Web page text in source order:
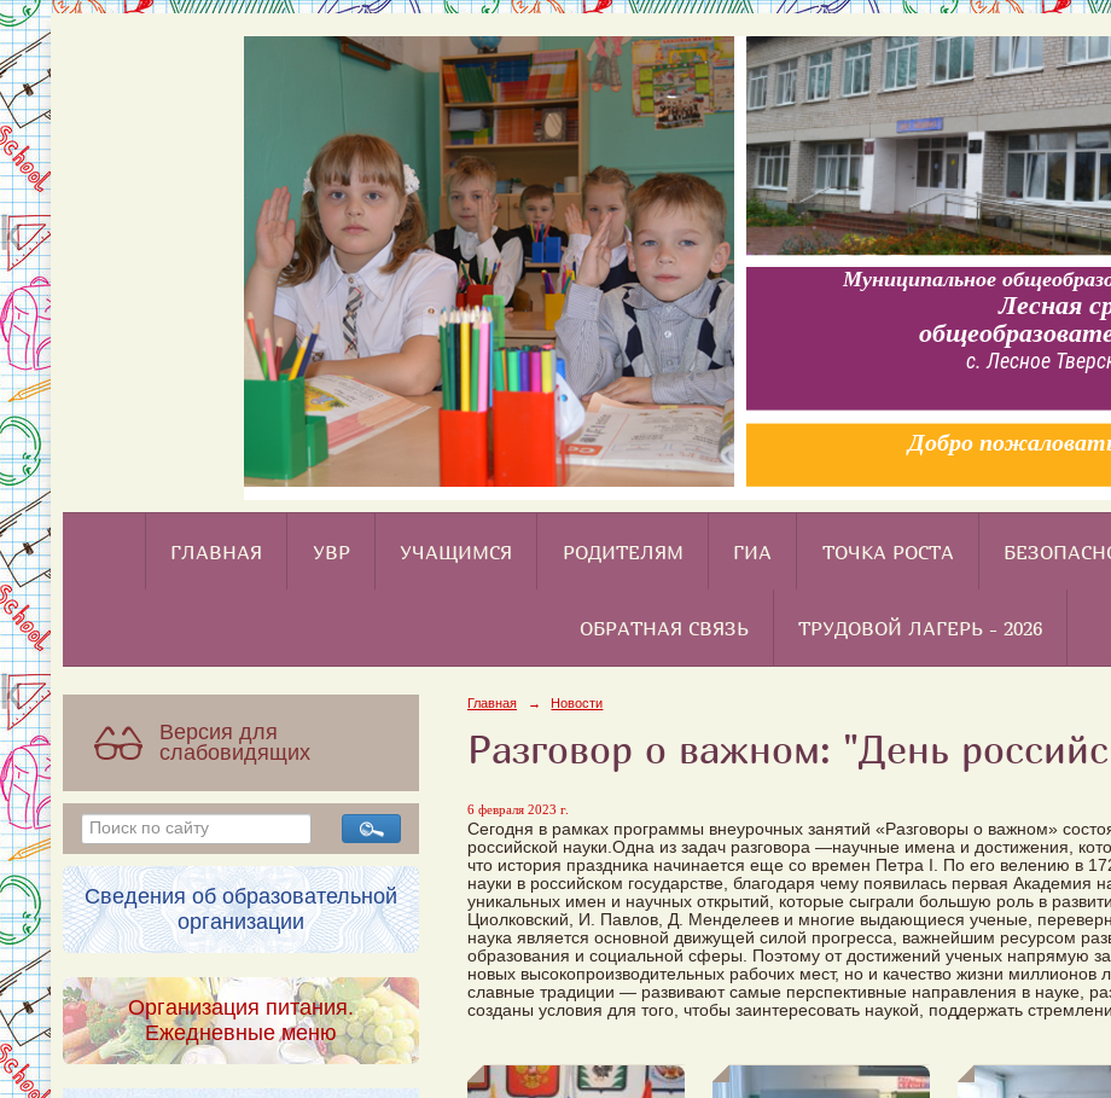
Муниципальное
Лесная
с. Лесное
Добро
ГЛАВНАЯ УВР УЧАЩИМСЯ РОДИТЕЛЯМ ГИА ТОЧКА РОСТА
ОБРАТНАЯ СВЯЗЬ ТРУДОВОЙ ЛАГЕРЬ - 2026
Версия для
слабовидящих
Сведения об образовательной
организации
Организация питания.
Ежедневные меню
Главная → Новости
Разговор о важном: "День
6 февраля 2023 г.
Сегодня в рамках программы внеурочных занятий «Разговоры о важном»
российской науки.Одна из задач разговора —научные имена и достижения,
что история праздника начинается еще со времен Петра I. По его велению в
науки в российском государстве, благодаря чему появилась первая Академия
уникальных имен и научных открытий, которые сыграли большую роль в
Циолковский, И. Павлов, Д. Менделеев и многие выдающиеся ученые,
наука является основной движущей силой прогресса, важнейшим ресурсом
образования и социальной сферы. Поэтому от достижений ученых напрямую
новых высокопроизводительных рабочих мест, но и качество жизни
славные традиции — развивают самые перспективные направления в науке,
созданы условия для того, чтобы заинтересовать наукой, поддержать